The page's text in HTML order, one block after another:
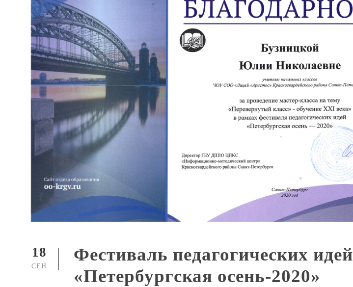
18
СЕН
Фестиваль педагогических идей
«Петербургская осень-2020»